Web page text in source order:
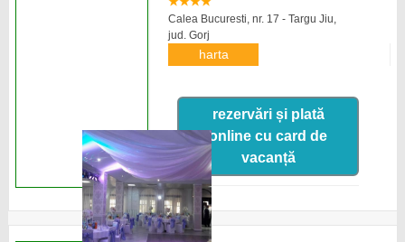
Calea Bucuresti, nr. 17 - Targu Jiu,
jud. Gorj
harta
rezervări și plată
online cu card de
vacanță